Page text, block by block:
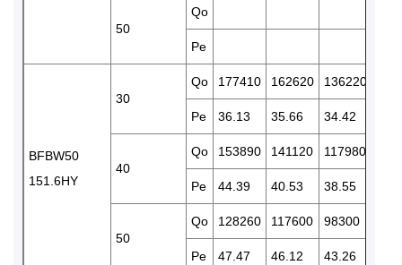
50
Qo
Pe
BFBW50
151.6HY
30
Qo 177410 162620 136220
Pe 36.13 35.66 34.42
40
Qo 153890 141120 117980
Pe 44.39 40.53 38.55
50
Qo 128260 117600 98300
Pe 47.47 46.12 43.26